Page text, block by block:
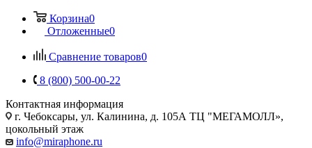
Корзина0
Отложенные0
Сравнение товаров0
8 (800) 500-00-22
Контактная информация
г. Чебоксары, ул. Калинина, д. 105А ТЦ "МЕГАМОЛЛ»,
цокольный этаж
info@miraphone.ru